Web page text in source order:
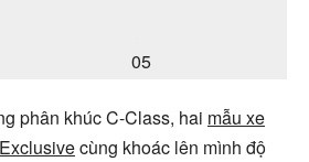
05
phân khúc C-Class, hai mẫu xe
cùng khoác lên mình độ